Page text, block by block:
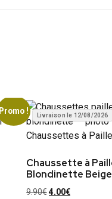
Promo !
Chaussette à
Blondinette Beige
9.90€4.00€
Livraison le 12/08/2026